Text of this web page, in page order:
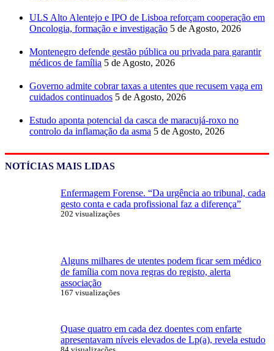
ULS Alto Alentejo e IPO de Lisboa reforçam cooperação em
Oncologia, formação e investigação 5 de Agosto, 2026
Montenegro defende gestão pública ou privada para garantir
médicos de família 5 de Agosto, 2026
Governo admite cobrar taxas a utentes que recusem vaga em
cuidados continuados 5 de Agosto, 2026
Estudo aponta potencial da casca de maracujá-roxo no
controlo da inflamação da asma 5 de Agosto, 2026
NOTÍCIAS MAIS LIDAS
Enfermagem Forense. “Da urgência ao tribunal, cada
gesto conta e cada profissional faz a diferença”
202 visualizações
Alguns milhares de utentes podem ficar sem médico
de família com nova regras do registo, alerta
associação
167 visualizações
Quase quatro em cada dez doentes com enfarte
apresentavam níveis elevados de Lp(a), revela estudo